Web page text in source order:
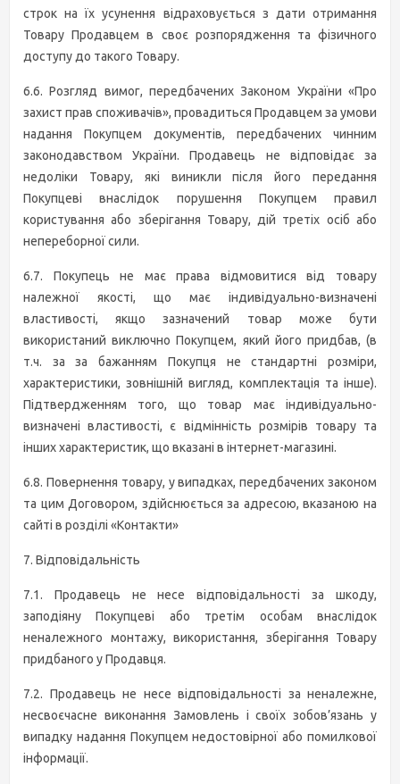
строк на їх усунення відраховується з дати отримання
Товару Продавцем в своє розпорядження та фізичного
доступу до такого Товару.
6.6. Розгляд вимог, передбачених Законом України «Про
захист прав споживачів», провадиться Продавцем за умови
надання Покупцем документів, передбачених чинним
законодавством України. Продавець не відповідає за
недоліки Товару, які виникли після його передання
Покупцеві внаслідок порушення Покупцем правил
користування або зберігання Товару, дій третіх осіб або
непереборної сили.
6.7. Покупець не має права відмовитися від товару
належної якості, що має індивідуально-визначені
властивості, якщо зазначений товар може бути
використаний виключно Покупцем, який його придбав, (в
т.ч. за за бажанням Покупця не стандартні розміри,
характеристики, зовнішній вигляд, комплектація та інше).
Підтвердженням того, що товар має індивідуально-
визначені властивості, є відмінність розмірів товару та
інших характеристик, що вказані в інтернет-магазині.
6.8. Повернення товару, у випадках, передбачених законом
та цим Договором, здійснюється за адресою, вказаною на
сайті в розділі «Контакти»
7. Відповідальність
7.1. Продавець не несе відповідальності за шкоду,
заподіяну Покупцеві або третім особам внаслідок
неналежного монтажу, використання, зберігання Товару
придбаного у Продавця.
7.2. Продавець не несе відповідальності за неналежне,
несвоєчасне виконання Замовлень і своїх зобов’язань у
випадку надання Покупцем недостовірної або помилкової
інформації.